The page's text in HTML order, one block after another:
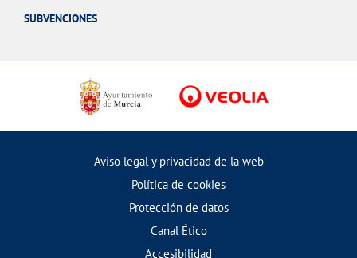
SUBVENCIONES
Aviso legal y privacidad de la web
Política de cookies
Protección de datos
Canal Ético
Accesibilidad